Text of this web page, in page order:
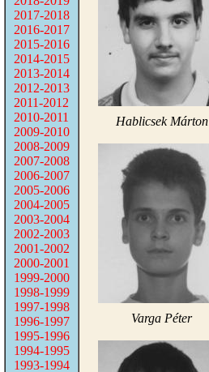
2017-2018
2016-2017
2015-2016
2014-2015
2013-2014
2012-2013
2011-2012
2010-2011
2009-2010
2008-2009
2007-2008
2006-2007
2005-2006
2004-2005
2003-2004
2002-2003
2001-2002
2000-2001
1999-2000
1998-1999
1997-1998
1996-1997
1995-1996
1994-1995
1993-1994
Hablicsek Márton
Varga Péter